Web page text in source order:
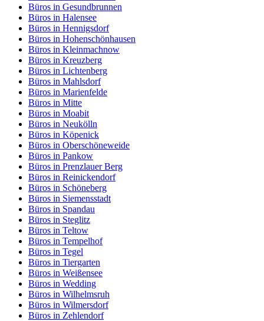
Büros in Gesundbrunnen
Büros in Halensee
Büros in Hennigsdorf
Büros in Hohenschönhausen
Büros in Kleinmachnow
Büros in Kreuzberg
Büros in Lichtenberg
Büros in Mahlsdorf
Büros in Marienfelde
Büros in Mitte
Büros in Moabit
Büros in Neukölln
Büros in Köpenick
Büros in Oberschöneweide
Büros in Pankow
Büros in Prenzlauer Berg
Büros in Reinickendorf
Büros in Schöneberg
Büros in Siemensstadt
Büros in Spandau
Büros in Steglitz
Büros in Teltow
Büros in Tempelhof
Büros in Tegel
Büros in Tiergarten
Büros in Weißensee
Büros in Wedding
Büros in Wilhelmsruh
Büros in Wilmersdorf
Büros in Zehlendorf